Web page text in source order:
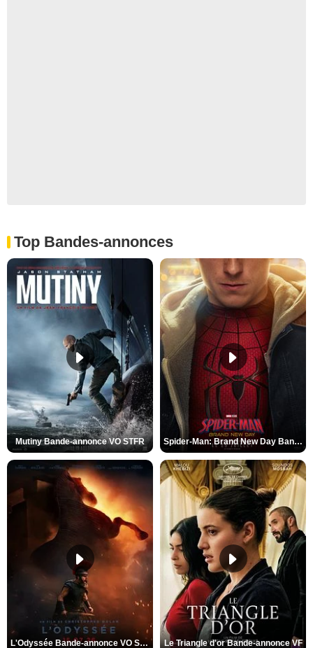
Top Bandes-annonces
Mutiny Bande-annonce VO STFR Spider-Man: Brand New Day Bande-annonce VO STFR
L'Odyssée Bande-annonce VO STFR Le Triangle d'or Bande-annonce VF